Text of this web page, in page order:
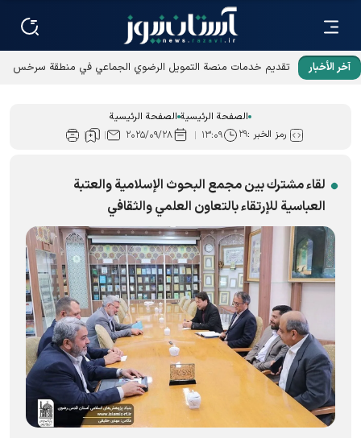
آخر الأخبار
تقديم خدمات منصة التمويل الرضوي الجماعي في منطقة سرخس
الصفحة الرئيسية الصفحة الرئيسية
رمز الخبر :۲۹ ۱۳:۰۹ ۲۰۲۵/۰۹/۲۸
لقاء مشترك بين مجمع البحوث الإسلامية والعتبة
العباسیة للإرتقاء بالتعاون العلمي والثقافي